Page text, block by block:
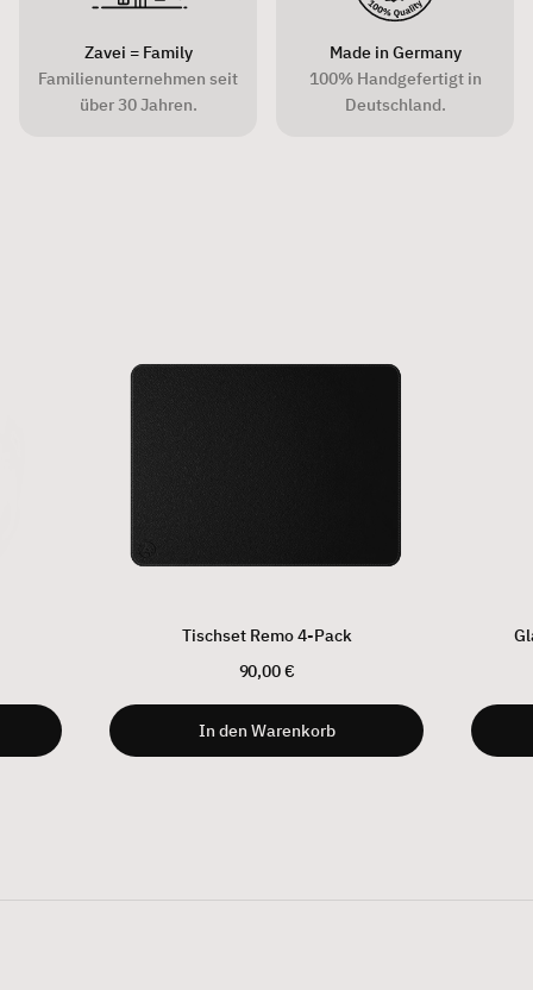
Zavei = Family
Familienunternehmen seit
über 30 Jahren.
Made in Germany
100% Handgefertigt in
Deutschland.
Tischset Remo 4-Pack
90,00 €
In den Warenkorb